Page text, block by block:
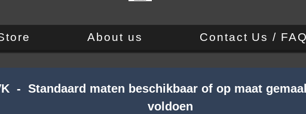
About us Contact Us / FAQ
- Standaard maten beschikbaar of op maat
voldoen